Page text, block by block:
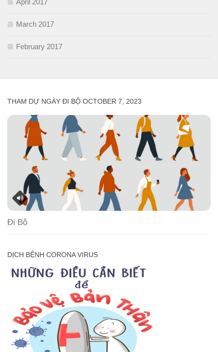
April 2017
March 2017
February 2017
THAM DỰ NGÀY ĐI BỘ OCTOBER 7, 2023
Đi Bộ
DỊCH BỆNH CORONA VIRUS